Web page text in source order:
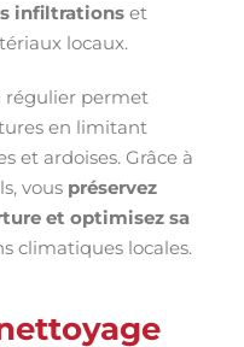
infiltrations et
locaux.
régulier permet
en limitant
et ardoises. Grâce à
vous préservez
et optimisez sa
climatiques locales.